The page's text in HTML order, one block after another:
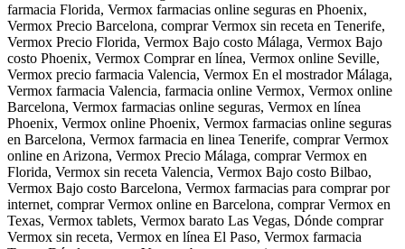
farmacia Florida, Vermox farmacias online seguras en Phoenix,
Vermox Precio Barcelona, comprar Vermox sin receta en Tenerife,
Vermox Precio Florida, Vermox Bajo costo Málaga, Vermox Bajo
costo Phoenix, Vermox Comprar en línea, Vermox online Seville,
Vermox precio farmacia Valencia, Vermox En el mostrador Málaga,
Vermox farmacia Valencia, farmacia online Vermox, Vermox online
Barcelona, Vermox farmacias online seguras, Vermox en línea
Phoenix, Vermox online Phoenix, Vermox farmacias online seguras
en Barcelona, Vermox farmacia en linea Tenerife, comprar Vermox
online en Arizona, Vermox Precio Málaga, comprar Vermox en
Florida, Vermox sin receta Valencia, Vermox Bajo costo Bilbao,
Vermox Bajo costo Barcelona, Vermox farmacias para comprar por
internet, comprar Vermox online en Barcelona, comprar Vermox en
Texas, Vermox tablets, Vermox barato Las Vegas, Dónde comprar
Vermox sin receta, Vermox en línea El Paso, Vermox farmacia